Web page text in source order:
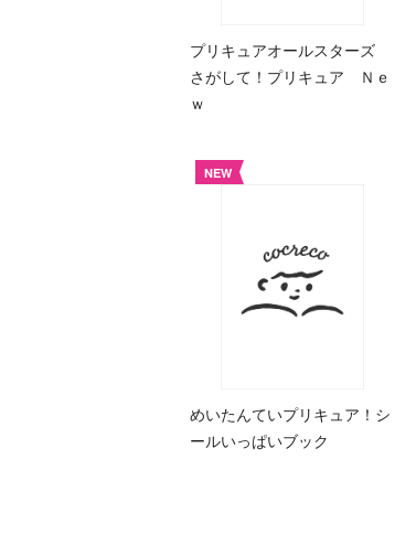
プリキュアオールスターズ
さがして！プリキュア Ｎｅ
ｗ
NEW
めいたんていプリキュア！シ
ールいっぱいブック